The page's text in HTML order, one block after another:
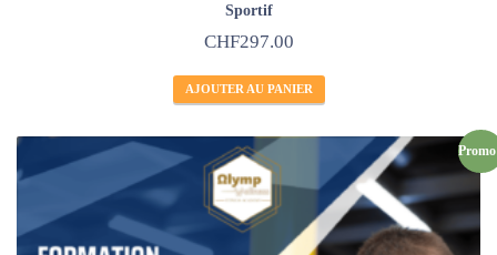
Sportif
CHF297.00
AJOUTER AU PANIER